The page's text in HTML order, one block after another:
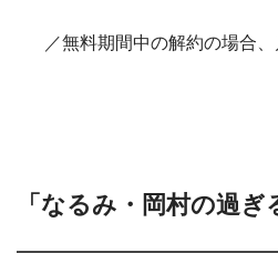
／無料期間中の解約の場合
「なるみ・岡村の過